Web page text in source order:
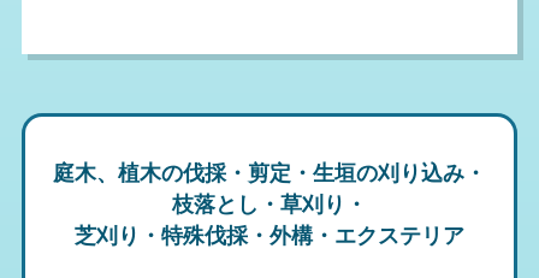
庭木、植木の伐採・剪定・生垣の刈り込み・
枝落とし・草刈り・
芝刈り・特殊伐採・外構・エクステリア